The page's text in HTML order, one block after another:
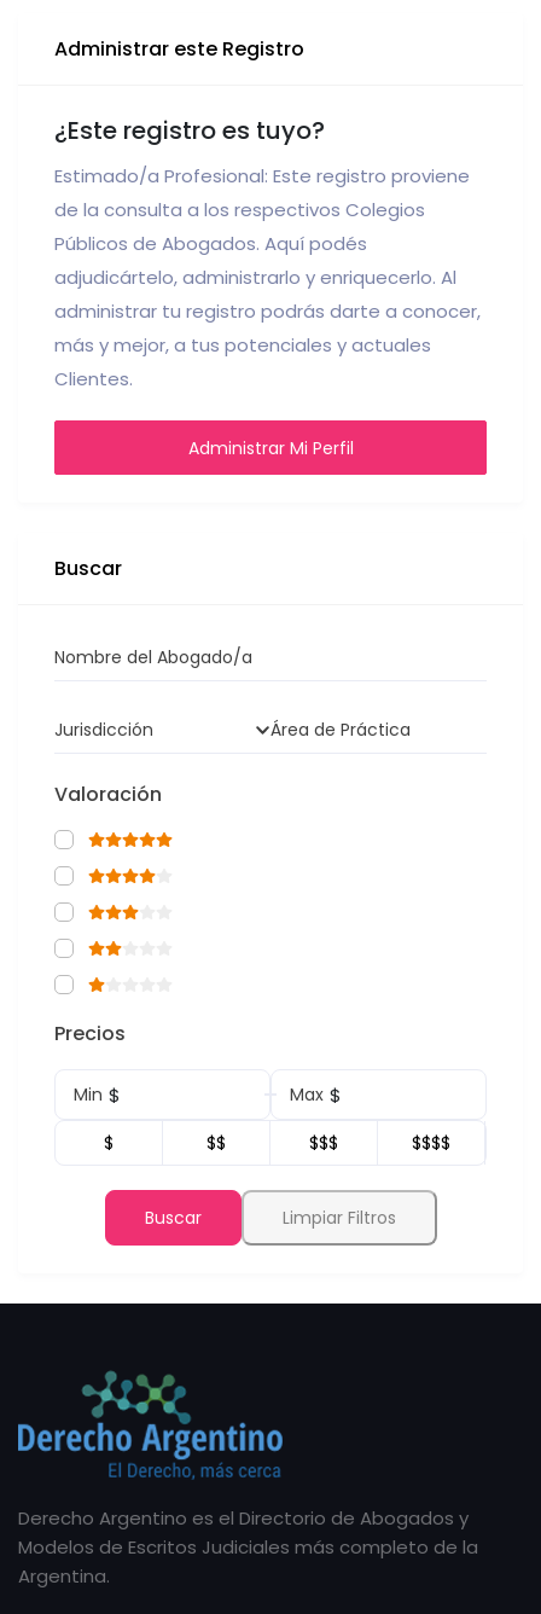
Administrar este Registro
¿Este registro es tuyo?
Estimado/a Profesional: Este registro proviene
de la consulta a los respectivos Colegios
Públicos de Abogados. Aquí podés
adjudicártelo, administrarlo y enriquecerlo. Al
administrar tu registro podrás darte a conocer,
más y mejor, a tus potenciales y actuales
Clientes.
Administrar Mi Perfil
Buscar
Nombre del Abogado/a
Jurisdicción Área de Práctica
Valoración
Precios
Min $ Max $
$ $$ $$$ $$$$
Buscar Limpiar Filtros
Derecho Argentino es el Directorio de Abogados y
Modelos de Escritos Judiciales más completo de la
Argentina.